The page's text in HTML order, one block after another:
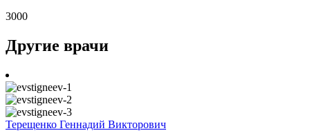
3000
Другие врачи
Терещенко Геннадий Викторович